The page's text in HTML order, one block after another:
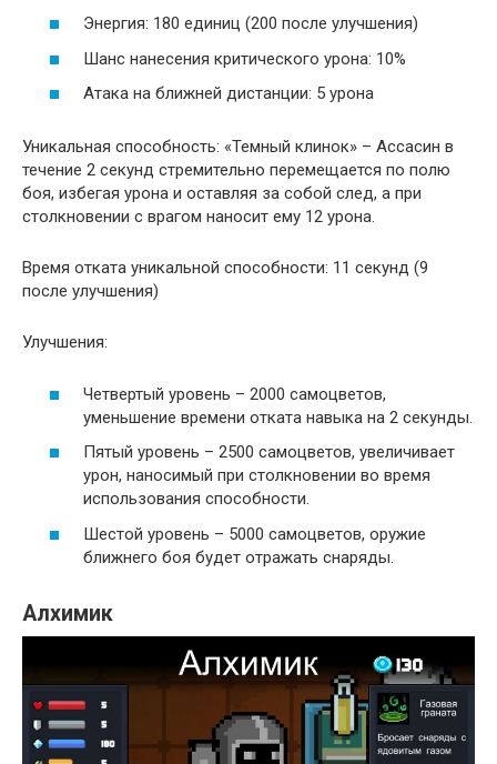
Энергия: 180 единиц (200 после улучшения)
Шанс нанесения критического урона: 10%
Атака на ближней дистанции: 5 урона
Уникальная способность: «Темный клинок» – Ассасин в
течение 2 секунд стремительно перемещается по полю
боя, избегая урона и оставляя за собой след, а при
столкновении с врагом наносит ему 12 урона.
Время отката уникальной способности: 11 секунд (9
после улучшения)
Улучшения:
Четвертый уровень – 2000 самоцветов,
уменьшение времени отката навыка на 2 секунды.
Пятый уровень – 2500 самоцветов, увеличивает
урон, наносимый при столкновении во время
использования способности.
Шестой уровень – 5000 самоцветов, оружие
ближнего боя будет отражать снаряды.
Алхимик